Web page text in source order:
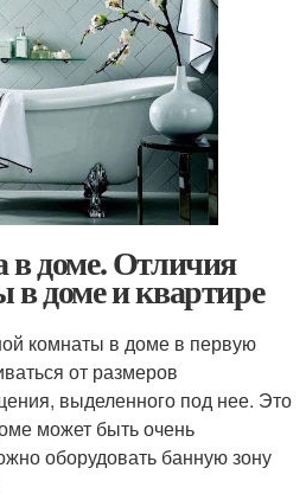
в доме. Отличия
доме и квартире
комнаты в доме в первую
от размеров
выделенного под нее. Это
может быть очень
оборудовать банную зону